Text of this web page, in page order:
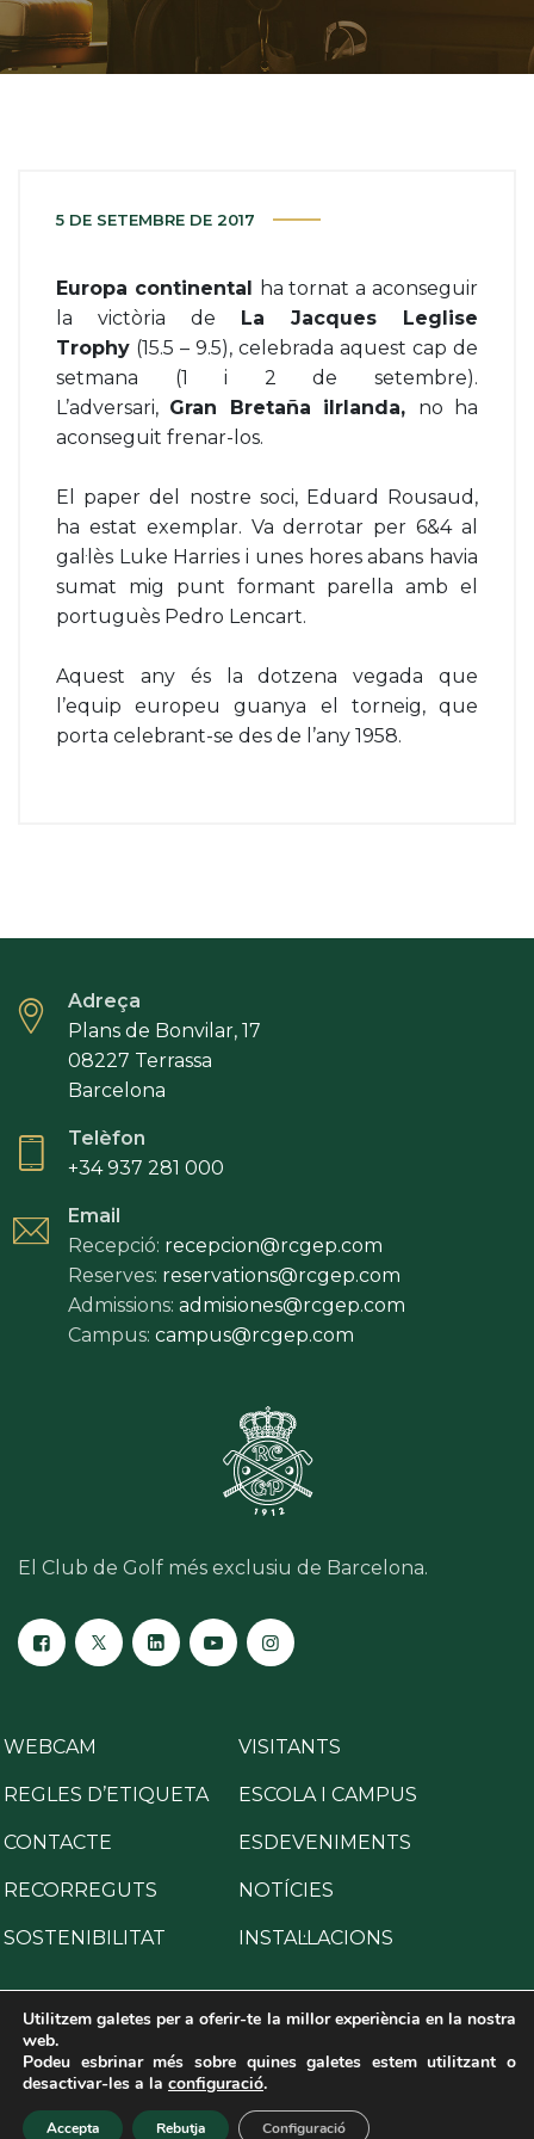
5 DE SETEMBRE DE 2017
Europa continental ha tornat a aconseguir
la victòria de La Jacques Leglise
Trophy (15.5 – 9.5), celebrada aquest cap de
setmana (1 i 2 de setembre).
L’adversari, Gran Bretaña iIrlanda, no ha
aconseguit frenar-los.
El paper del nostre soci, Eduard Rousaud,
ha estat exemplar. Va derrotar per 6&4 al
gal·lès Luke Harries i unes hores abans havia
sumat mig punt formant parella amb el
portuguès Pedro Lencart.
Aquest any és la dotzena vegada que
l’equip europeu guanya el torneig, que
porta celebrant-se des de l’any 1958.
Adreça
Plans de Bonvilar, 17
08227 Terrassa
Barcelona
Telèfon
+34 937 281 000
Email
Recepció: recepcion@rcgep.com
Reserves: reservations@rcgep.com
Admissions: admisiones@rcgep.com
Campus: campus@rcgep.com
El Club de Golf més exclusiu de Barcelona.
WEBCAM VISITANTS
REGLES D’ETIQUETA ESCOLA I CAMPUS
CONTACTE ESDEVENIMENTS
RECORREGUTS NOTÍCIES
SOSTENIBILITAT INSTAL·LACIONS
Copyright © 2025 All Rights Reserved.
Avís legal· Política de privacitat·Política de cookies
Programa per a la prevenció de delictes
Canal de denúncies
Utilitzem galetes per a oferir-te la millor experiència en la nostra
web.
Podeu esbrinar més sobre quines galetes estem utilitzant o
desactivar-les a la configuració.
Accepta Rebutja Configuració